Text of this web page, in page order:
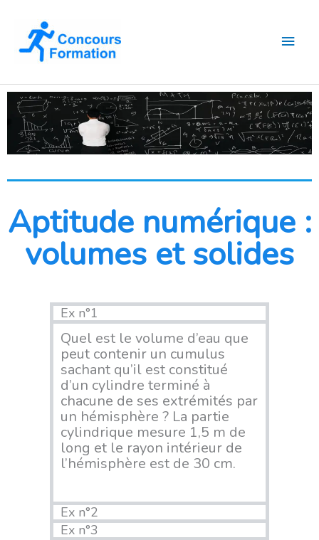
contenu
Aptitude numérique :
volumes et solides
Ex n°1
Quel est le volume d’eau que
peut contenir un cumulus
sachant qu’il est constitué
d’un cylindre terminé à
chacune de ses extrémités par
un hémisphère ? La partie
cylindrique mesure 1,5 m de
long et le rayon intérieur de
l’hémisphère est de 30 cm.
Ex n°2
Ex n°3